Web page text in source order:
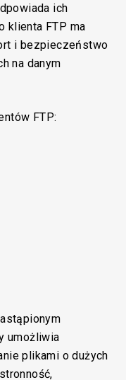
ich
klienta FTP ma
i bezpieczeństwo
na danym
FTP:
umożliwia
plikami o dużych